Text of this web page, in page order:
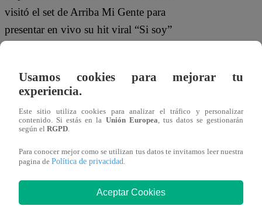
visitó el set de Arriba Mi Gente para
presentar en vivo su hit viral “Si soy”
utilizan actualmente en su lenguaje.
“Yo no hablo así, utilizó otras frases
más antiguas”
bebito Fiu Fiu”, quien también,
mencionó entre risas que nació en el país
perfecto para hacer sus mezclas.
Usamos cookies para mejorar tu
experiencia.
Este sitio utiliza cookies para analizar el tráfico y personalizar
contenido. Si estás en la Unión Europea , tus datos se gestionarán
según el RGPD
Para conocer mejor como se utilizan tus datos te invitamos leer nuestra
pagina de Política de privacidad
Aceptar Cookies